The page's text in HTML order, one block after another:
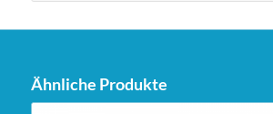
Ähnliche Produkte